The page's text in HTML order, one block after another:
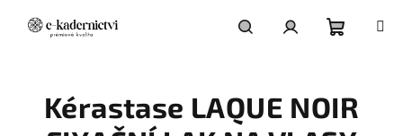
košík
Kérastase LAQUE NOIR